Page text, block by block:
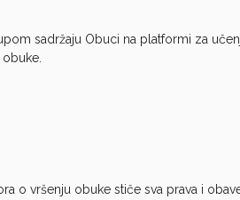
sadržaju Obuci na platformi za
o vršenju obuke stiče sva prava i